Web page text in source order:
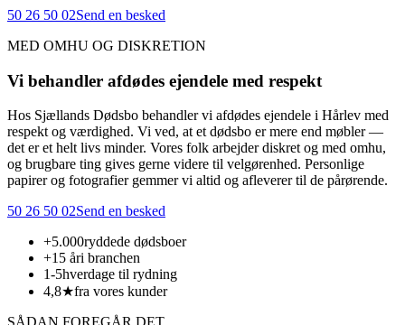
50 26 50 02Send en besked
MED OMHU OG DISKRETION
Vi behandler afdødes ejendele med respekt
Hos Sjællands Dødsbo behandler vi afdødes ejendele i Hårlev med
respekt og værdighed. Vi ved, at et dødsbo er mere end møbler —
det er et helt livs minder. Vores folk arbejder diskret og med omhu,
og brugbare ting gives gerne videre til velgørenhed. Personlige
papirer og fotografier gemmer vi altid og afleverer til de pårørende.
50 26 50 02Send en besked
+5.000ryddede dødsboer
+15 åri branchen
1-5hverdage til rydning
4,8★fra vores kunder